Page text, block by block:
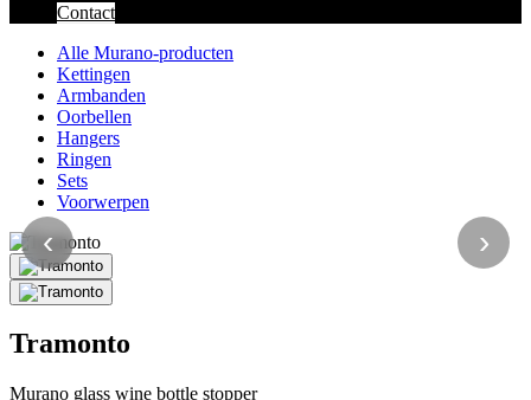
Contact
Alle Murano-producten
Kettingen
Armbanden
Oorbellen
Hangers
Ringen
Sets
Voorwerpen
‹ ›
Tramonto
Murano glass wine bottle stopper